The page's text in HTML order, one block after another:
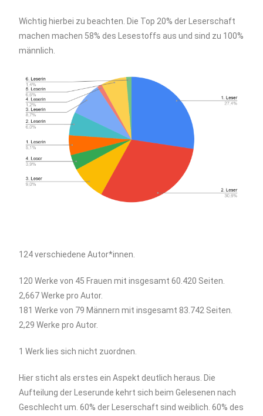
Wichtig hierbei zu beachten. Die Top 20% der Leserschaft
machen machen 58% des Lesestoffs aus und sind zu 100%
männlich.
124 verschiedene Autor*innen.
120 Werke von 45 Frauen mit insgesamt 60.420 Seiten.
2,667 Werke pro Autor.
181 Werke von 79 Männern mit insgesamt 83.742 Seiten.
2,29 Werke pro Autor.
1 Werk lies sich nicht zuordnen.
Hier sticht als erstes ein Aspekt deutlich heraus. Die
Aufteilung der Leserunde kehrt sich beim Gelesenen nach
Geschlecht um. 60% der Leserschaft sind weiblich. 60% des